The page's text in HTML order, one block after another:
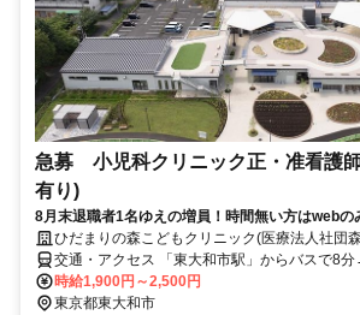
急募 小児科クリニック正・准看護
有り)
8月末退職者1名ゆえの増員！時間無い方はwebの
ひだまりの森こどもクリニック(医療法人社団
交通・アクセス 「東大和市駅」からバスで8
局」下車：徒歩5分、または「「団地南」下車
駅」からバスで10分→「東大和清水郵便局」下
時給1,900円～2,500円
東京都東大和市